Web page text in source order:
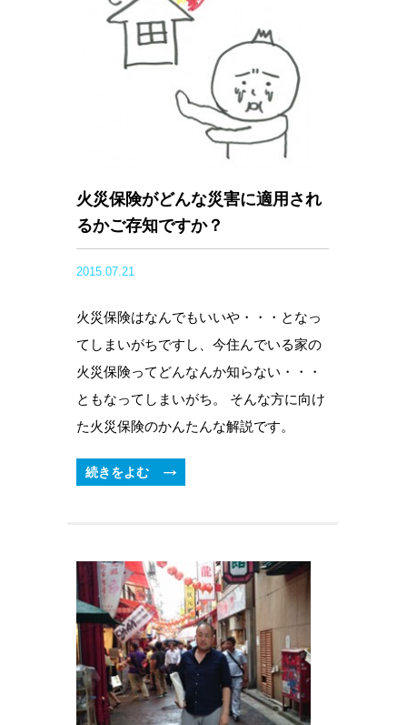
火災保険がどんな災害に適用され
るかご存知ですか？
2015.07.21
火災保険はなんでもいいや・・・となっ
てしまいがちですし、今住んでいる家の
火災保険ってどんなんか知らない・・・
ともなってしまいがち。 そんな方に向け
た火災保険のかんたんな解説です。
続きをよむ